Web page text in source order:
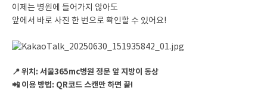
이제는 병원에 들어가지 않아도
앞에서 바로 사진 한 번으로 확인할 수 있어요!
📍 위치: 서울365mc병원 정문 앞 지방이 동상
📲 이용 방법: QR코드 스캔만 하면 끝!